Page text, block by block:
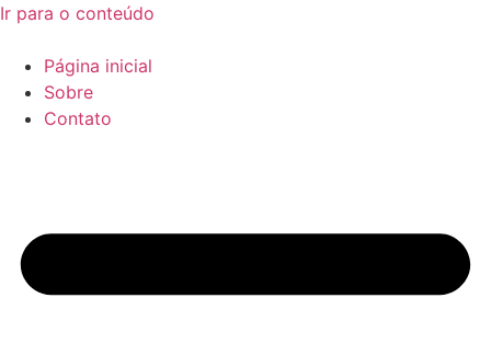
Ir para o conteúdo
Página inicial
Sobre
Contato